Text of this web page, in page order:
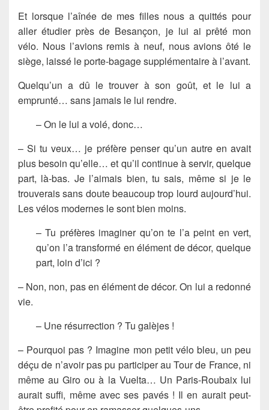
Et lorsque l’aînée de mes filles nous a quittés pour
aller étudier près de Besançon, je lui ai prêté mon
vélo. Nous l’avions remis à neuf, nous avions ôté le
siège, laissé le porte-bagage supplémentaire à l’avant.
Quelqu’un a dû le trouver à son goût, et le lui a
emprunté… sans jamais le lui rendre.
– On le lui a volé, donc…
– Si tu veux… je préfère penser qu’un autre en avait
plus besoin qu’elle… et qu’il continue à servir, quelque
part, là-bas. Je l’aimais bien, tu sais, même si je le
trouverais sans doute beaucoup trop lourd aujourd’hui.
Les vélos modernes le sont bien moins.
– Tu préfères imaginer qu’on te l’a peint en vert,
qu’on l’a transformé en élément de décor, quelque
part, loin d’ici ?
– Non, non, pas en élément de décor. On lui a redonné
vie.
– Une résurrection ? Tu galèjes !
– Pourquoi pas ? Imagine mon petit vélo bleu, un peu
déçu de n’avoir pas pu participer au Tour de France, ni
même au Giro ou à la Vuelta… Un Paris-Roubaix lui
aurait suffi, même avec ses pavés ! Il en aurait peut-